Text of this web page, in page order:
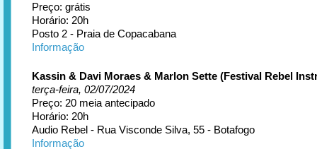
Preço: grátis
Horário: 20h
Posto 2 - Praia de Copacabana
Informação
Kassin & Davi Moraes & Marlon Sette (Festival Rebel
terça-feira, 02/07/2024
Preço: 20 meia antecipado
Horário: 20h
Audio Rebel - Rua Visconde Silva, 55 - Botafogo
Informação